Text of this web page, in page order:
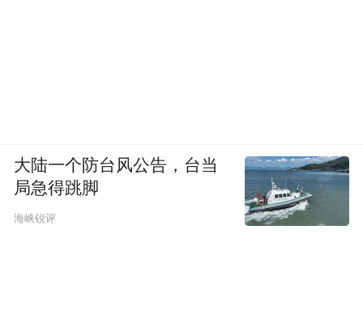
大陆一个防台风公告，台当
局急得跳脚
海峡锐评